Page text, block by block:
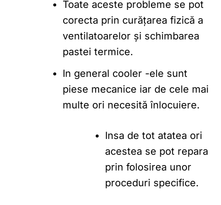
Toate aceste probleme se pot
corecta prin curățarea fizică a
ventilatoarelor și schimbarea
pastei termice.
In general cooler -ele sunt
piese mecanice iar de cele mai
multe ori necesită înlocuiere.
Insa de tot atatea ori
acestea se pot repara
prin folosirea unor
proceduri specifice.